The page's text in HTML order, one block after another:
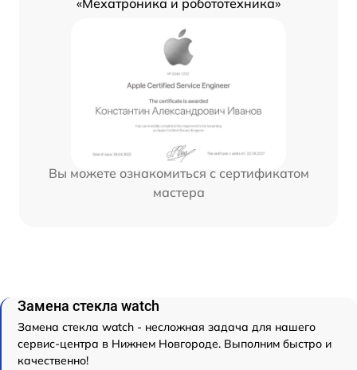
«Мехатроника и робототехника»
Вы можете ознакомиться с сертификатом
мастера
Замена стекла watch
Замена стекла watch - несложная задача для нашего
сервис-центра в Нижнем Новгороде. Выполним быстро и
качественно!